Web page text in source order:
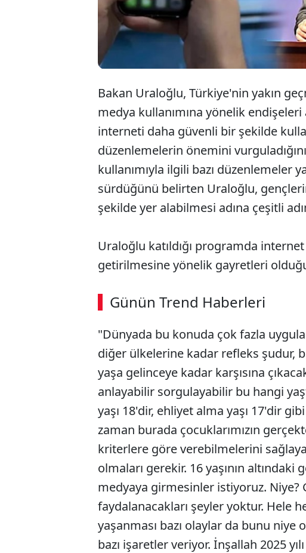
Bakan Uraloğlu, Türkiye'nin yakın
medya kullanımına yönelik endişeleri
interneti daha güvenli bir şekilde
düzenlemelerin önemini
kullanımıyla ilgili bazı düzenlemeler
sürdüğünü belirten Uraloğlu,
şekilde yer alabilmesi adına çeşitli
Uraloğlu katıldığı programda internet
getirilmesine yönelik gayretleri
Günün Trend Haberleri
"Dünyada bu konuda çok fazla
diğer ülkelerine kadar refleks şudur,
yaşa gelinceye kadar karşısına
anlayabilir sorgulayabilir bu hangi
yaşı 18'dir, ehliyet alma yaşı 17'dir
zaman burada çocuklarımızın
kriterlere göre verebilmelerini
olmaları gerekir. 16 yaşının altındaki
medyaya girmesinler istiyoruz. Niye?
faydalanacakları şeyler yoktur. Hele
yaşanması bazı olaylar da bunu niye
bazı işaretler veriyor. İnşallah 2025